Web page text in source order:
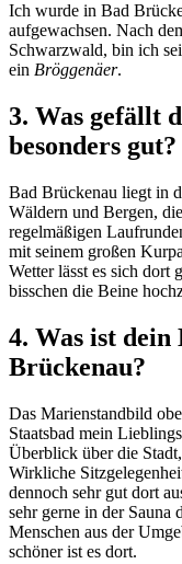
Ich wurde in Bad
aufgewachsen. Nach
Schwarzwald, bin ich
ein Bröggenäer.
3. Was gefällt
besonders gut?
Bad Brückenau liegt in
Wäldern und Bergen,
regelmäßigen
mit seinem großen
Wetter lässt es sich dort
bisschen die Beine
4. Was ist
Brückenau?
Das Marienstandbild
Staatsbad mein
Überblick über die
Wirkliche
dennoch sehr gut dort
sehr gerne in der Sauna
Menschen aus der
schöner ist es dort.